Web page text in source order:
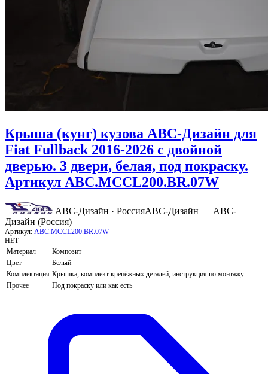
Крыша (кунг) кузова АВС-Дизайн для
Fiat Fullback 2016-2026 с двойной
дверью. 3 двери, белая, под покраску.
Артикул ABC.MCCL200.BR.07W
АВС-Дизайн · РоссияАВС-Дизайн — АВС-
Дизайн (Россия)
Артикул: ABC.MCCL200.BR.07W
НЕТ
Материал
Композит
Цвет
Белый
Комплектация Крышка, комплект крепёжных деталей, инструкция по монтажу
Прочее
Под покраску или как есть